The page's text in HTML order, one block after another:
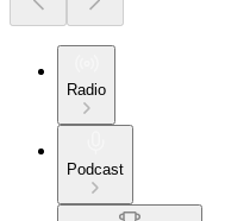
Radio
Podcast